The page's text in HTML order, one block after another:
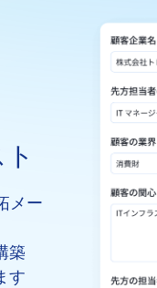
メー
築
す